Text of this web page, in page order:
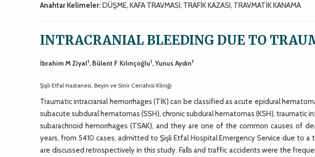
Anahtar Kelimeler: DÜŞME, KAFA TRAVMASI, TRAFİK KAZASI, TRAVMATİK KANAMA
INTRACRANIAL BLEEDING DUE TO
İbrahim M Ziyal1, Bülent F Kılınçoğlu1, Yunus Aydın1
Şişli Etfal Hastanesi, Beyin ve Sinir Cerrahisi Kliniği
Traumatic intracranial hemorrhages (TİK) can be classified as acute epidural
subacute subdural hematomas (SSH), chronic subdural hematomas (KSH), traumatic
subarachnoid hemorrhages (TSAK), and they are one of the common causes of
years, from 5410 cases, admitted to Şişli Etfal Hospital Emergency Service due to a
are discussed retrospectively in this study. Falls and traffic accidents were the